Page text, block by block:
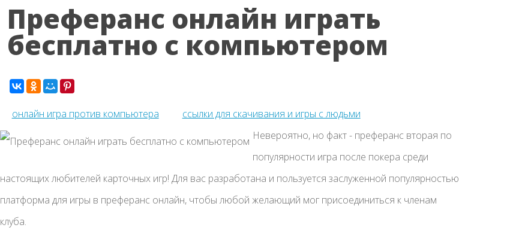
Преферанс онлайн играть
бесплатно с компьютером
онлайн игра против компьютера
ссылки для скачивания и игры с людьми
Невероятно, но факт - преферанс вторая по
популярности игра после покера среди
настоящих любителей карточных игр! Для вас разработана и пользуется заслуженной популярностью
платформа для игры в преферанс онлайн, чтобы любой желающий мог присоединиться к членам
клуба.